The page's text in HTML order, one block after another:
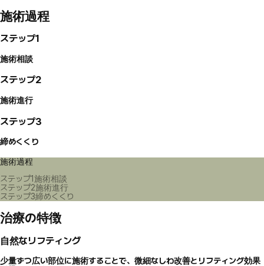
施術過程
ステップ1
施術相談
ステップ2
施術進行
ステップ3
締めくくり
施術過程
ステップ1施術相談
ステップ2施術進行
ステップ3締めくくり
治療の特徴
自然なリフティング
少量ずつ広い部位に施術することで、微細なしわ改善とリフティング効果